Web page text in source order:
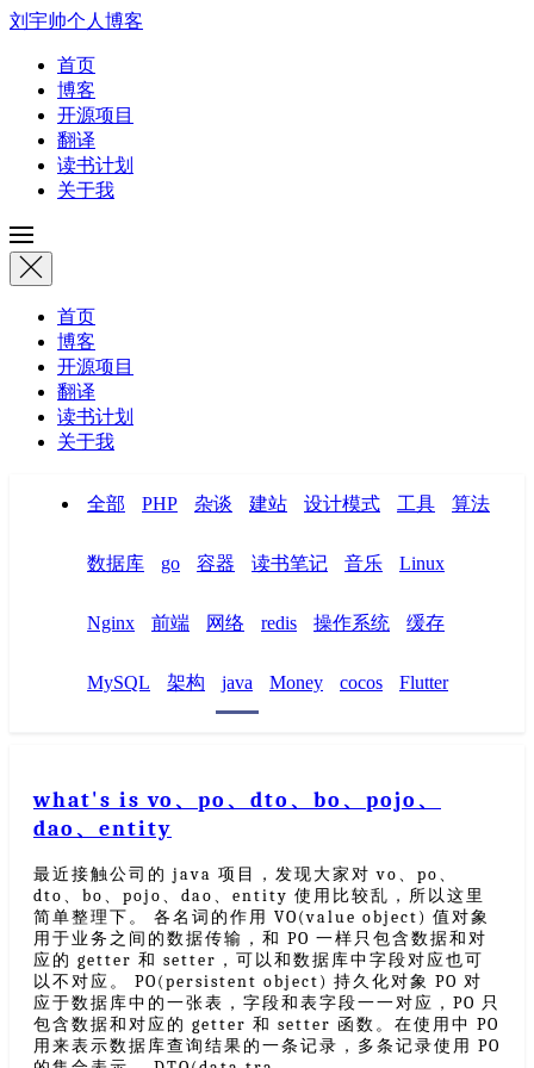
刘宇帅个人博客
首页
博客
开源项目
翻译
读书计划
关于我
首页
博客
开源项目
翻译
读书计划
关于我
全部 PHP 杂谈 建站 设计模式 工具 算法
数据库 go 容器 读书笔记 音乐 Linux
Nginx 前端 网络 redis 操作系统 缓存
MySQL 架构 java Money cocos Flutter
what's is vo、po、dto、bo、pojo、
dao、entity
最近接触公司的 java 项目，发现大家对 vo、po、
dto、bo、pojo、dao、entity 使用比较乱，所以这里
简单整理下。 各名词的作用 VO(value object) 值对象
用于业务之间的数据传输，和 PO 一样只包含数据和对
应的 getter 和 setter，可以和数据库中字段对应也可
以不对应。 PO(persistent object) 持久化对象 PO 对
应于数据库中的一张表，字段和表字段一一对应，PO 只
包含数据和对应的 getter 和 setter 函数。在使用中 PO
用来表示数据库查询结果的一条记录，多条记录使用 PO